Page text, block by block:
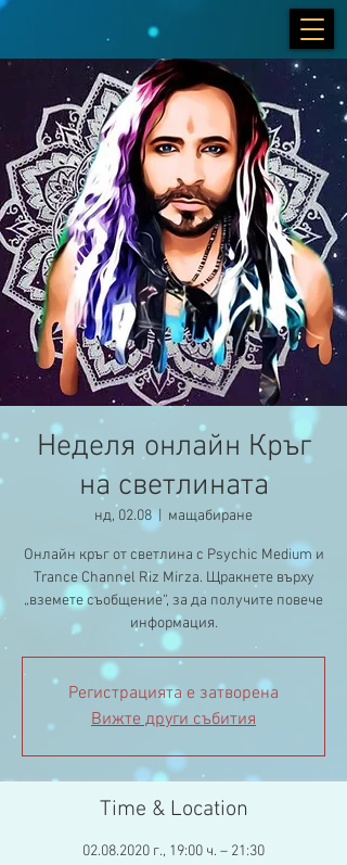
Неделя онлайн Кръг
на светлината
нд, 02.08
  |
мащабиране
Онлайн кръг от светлина с Psychic Medium и
Trance Channel Riz Mirza. Щракнете върху
„вземете съобщение“, за да получите повече
информация.
Регистрацията е затворена
Вижте други събития
Time & Location
02.08.2020 г., 19:00 ч. – 21:30